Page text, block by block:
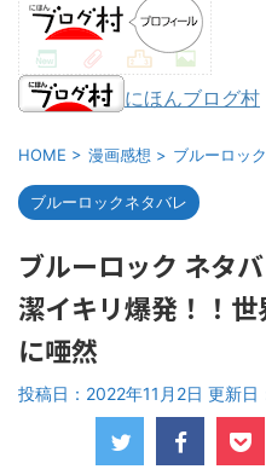
にほんブログ村
HOME > 漫画感想 > ブルーロッ
ブルーロックネタバレ
ブルーロック ネタ
潔イキリ爆発！！
に唖然
投稿日：2022年11月2日 更新日